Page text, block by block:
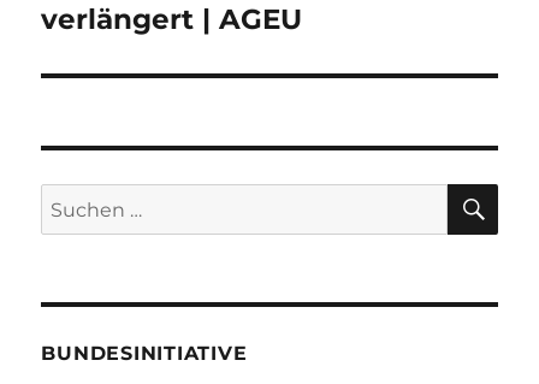
verlängert | AGEU
Suche
nach:
BUNDESINITIATIVE